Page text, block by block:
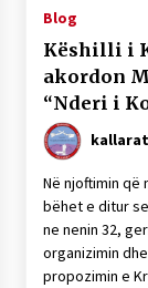
Blog
Këshilli i
akordon Meçan Selam Qejvanaj titullin
“Nderi i
Në njoftimin që
bëhet e ditur
ne nenin 32,
organizimin
propozimin e